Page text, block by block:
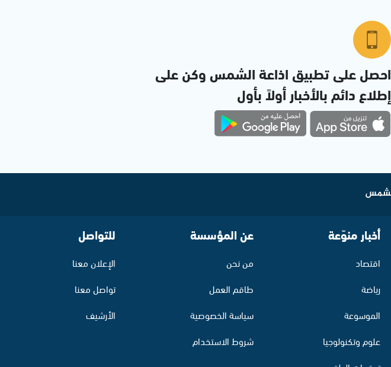
احصل على تطبيق اذاعة الشمس وكن على
إطلاع دائم بالأخبار أولاً بأول
أخبار منوّعة
اقتصاد
رياضة
الموسوعة
علوم وتكنولوجيا
عن المؤسسة
من نحن
طاقم العمل
سياسة الخصوصية
شروط الاستخدام
للتواصل
الإعلان معنا
تواصل معنا
الأرشيف